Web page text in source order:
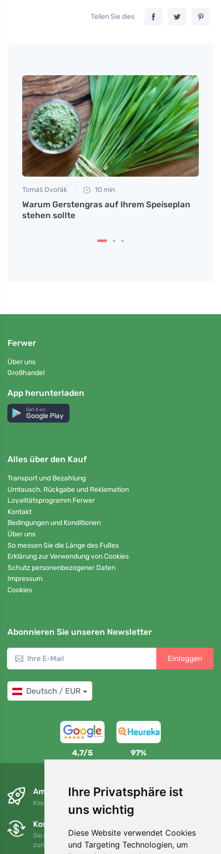
Ihre Privatsphäre ist
uns wichtig
Diese Website verwendet Cookies
und Targeting Technologien, um
Teilen Sie dies
Tomáš Dvořák 10 min
Warum Gerstengras auf Ihrem Speiseplan
stehen sollte
Ferwer
Über uns
Großhandel
App herunterladen
Get it on
Google Play
Alles über den Kauf
Transport und Bezahlung
Umtausch, Rückgabe und Reklamation
Loyalitätsprogramm Ferwer
Kontakt
Bedingungen und Konditionen
Über uns
So messen Sie die Länge des Fußes
Erklärung zur Verwendung von Cookies
Schutz personenbezogener Daten
Impressum
Cookies
Abonnieren Sie unseren Newsletter
Einloggen
Deutsch / EUR
4,7/5 97%
Am nächsten Tag und kostenlos
Kostenloser Versand für Bestellungen über 80 EUR
Kostenloser Umtausch und Rückgabe
Sie können Ihre Bestellung jederzeit innerhalb von 90 Tagen
zurückgeben oder umtauschen.